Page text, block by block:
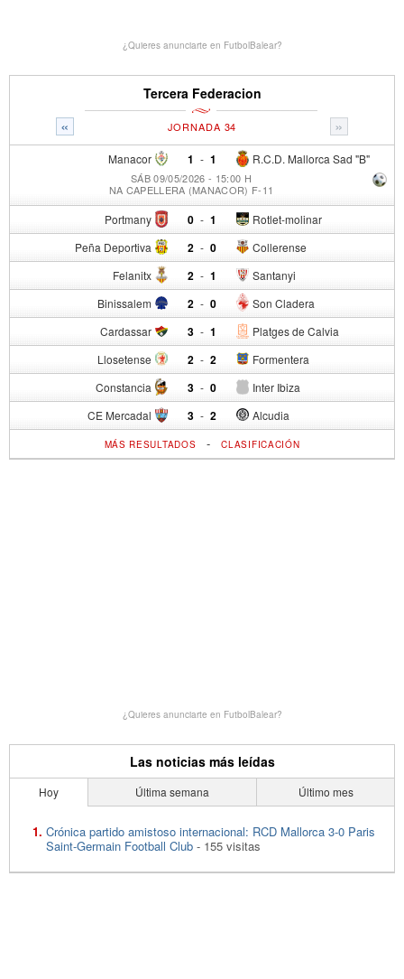
¿Quieres anunciarte en FutbolBalear?
Tercera Federacion
« »
JORNADA 34
Manacor 1 - R.C.D. Mallorca Sad "B"
1
SÁB 09/05/2026 - 15:00 H
NA CAPELLERA (MANACOR) F-11
Portmany 0 - Rotlet-molinar
1
Peña Deportiva 2 - Collerense
0
Felanitx 2 - Santanyi
1
Binissalem 2 - Son Cladera
0
Cardassar 3 - Platges de Calvia
1
Llosetense 2 - Formentera
2
Constancia 3 - Inter Ibiza
0
CE Mercadal 3 - Alcudia
2
MÁS RESULTADOS -CLASIFICACIÓN
¿Quieres anunciarte en FutbolBalear?
Las noticias más leídas
Hoy Última semana Último mes
Crónica partido amistoso internacional: RCD Mallorca 3-0 Paris
Saint-Germain Football Club - 155 visitas